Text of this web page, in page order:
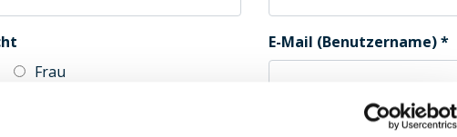
Frau
E-Mail (Benutzername)